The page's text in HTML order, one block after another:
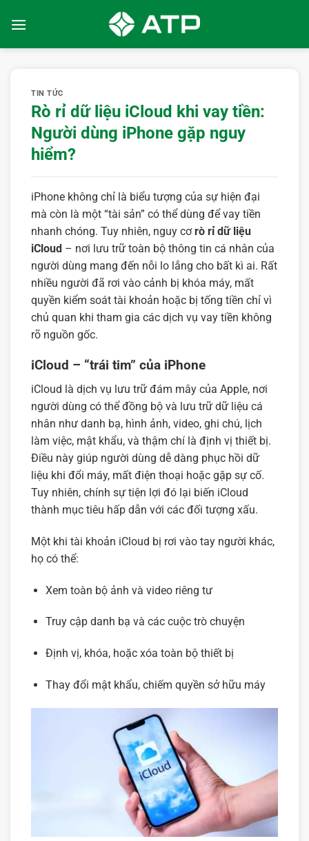
qua
TIN TỨC
Rò rỉ dữ liệu iCloud khi vay tiền:
Người dùng iPhone gặp nguy
hiểm?
iPhone không chỉ là biểu tượng của sự hiện đại
mà còn là một “tài sản” có thể dùng để vay tiền
nhanh chóng. Tuy nhiên, nguy cơrò rỉ dữ liệu
iCloud – nơi lưu trữ toàn bộ thông tin cá nhân của
người dùng mang đến nỗi lo lắng cho bất kì ai. Rất
nhiều người đã rơi vào cảnh bị khóa máy, mất
quyền kiểm soát tài khoản hoặc bị tống tiền chỉ vì
chủ quan khi tham gia các dịch vụ vay tiền không
rõ nguồn gốc.
iCloud – “trái tim” của iPhone
iCloud là dịch vụ lưu trữ đám mây của Apple, nơi
người dùng có thể đồng bộ và lưu trữ dữ liệu cá
nhân như danh bạ, hình ảnh, video, ghi chú, lịch
làm việc, mật khẩu, và thậm chí là định vị thiết bị.
Điều này giúp người dùng dễ dàng phục hồi dữ
liệu khi đổi máy, mất điện thoại hoặc gặp sự cố.
Tuy nhiên, chính sự tiện lợi đó lại biến iCloud
thành mục tiêu hấp dẫn với các đối tượng xấu.
Một khi tài khoản iCloud bị rơi vào tay người khác,
họ có thể:
Xem toàn bộ ảnh và video riêng tư
Truy cập danh bạ và các cuộc trò chuyện
Định vị, khóa, hoặc xóa toàn bộ thiết bị
Thay đổi mật khẩu, chiếm quyền sở hữu máy